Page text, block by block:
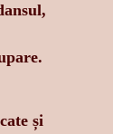
și